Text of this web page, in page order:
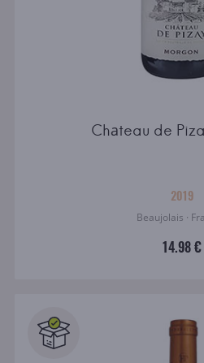
Chаteau de
2019
Beaujolais ·
14.98 €